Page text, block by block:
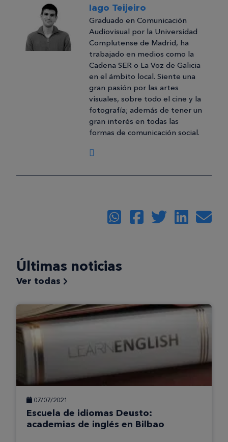
Iago Teijeiro
Graduado en Comunicación
Audiovisual por la Universidad
Complutense de Madrid, ha
trabajado en medios como la
Cadena SER o La Voz de Galicia
en el ámbito local. Siente una
gran pasión por las artes
visuales, sobre todo el cine y la
fotografía; además de tener un
gran interés en todas las
formas de comunicación social.
Últimas noticias
Ver todas
07/07/2021
Escuela de idiomas Deusto:
academias de inglés en Bilbao